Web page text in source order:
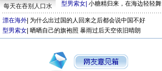
每天在吞别人口水
型男索女 小糖精归来，在海边轻轻舞
漂在海外 为什么出过国的人回来之后都会说中国不好
型男索女 晒晒自己的旗袍照 暴雨过后天空依旧晴朗